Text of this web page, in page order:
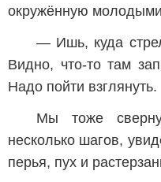
окружённую
— Ишь, куда
Видно, что-то там
Надо пойти взглянуть.
Мы тоже
несколько шагов,
перья, пух и